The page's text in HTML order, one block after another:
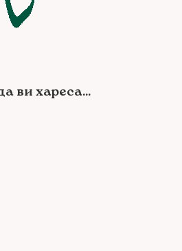
ви хареса...